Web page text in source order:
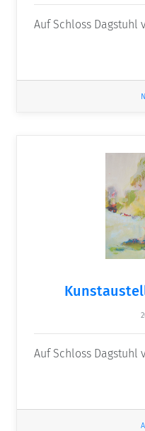
Auf Schloss Dagstuhl
Auf Schloss Dagstuhl